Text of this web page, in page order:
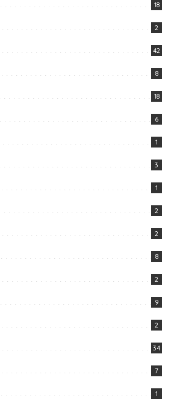
18
2
42
8
18
6
1
3
1
2
2
8
2
9
2
34
7
1